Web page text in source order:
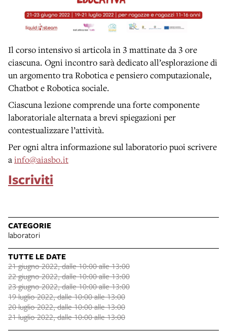
Il corso intensivo si articola in 3 mattinate da 3 ore
ciascuna. Ogni incontro sarà dedicato all’esplorazione di
un argomento tra Robotica e pensiero computazionale,
Chatbot e Robotica sociale.
Ciascuna lezione comprende una forte componente
laboratoriale alternata a brevi spiegazioni per
contestualizzare l’attività.
Per ogni altra informazione sul laboratorio puoi scrivere
ainfo@aiasbo.it
Iscriviti
CATEGORIE
laboratori
TUTTE LE DATE
21 giugno 2022, dalle 10:00 alle 13:00
22 giugno 2022, dalle 10:00 alle 13:00
23 giugno 2022, dalle 10:00 alle 13:00
19 luglio 2022, dalle 10:00 alle 13:00
20 luglio 2022, dalle 10:00 alle 13:00
21 luglio 2022, dalle 10:00 alle 13:00